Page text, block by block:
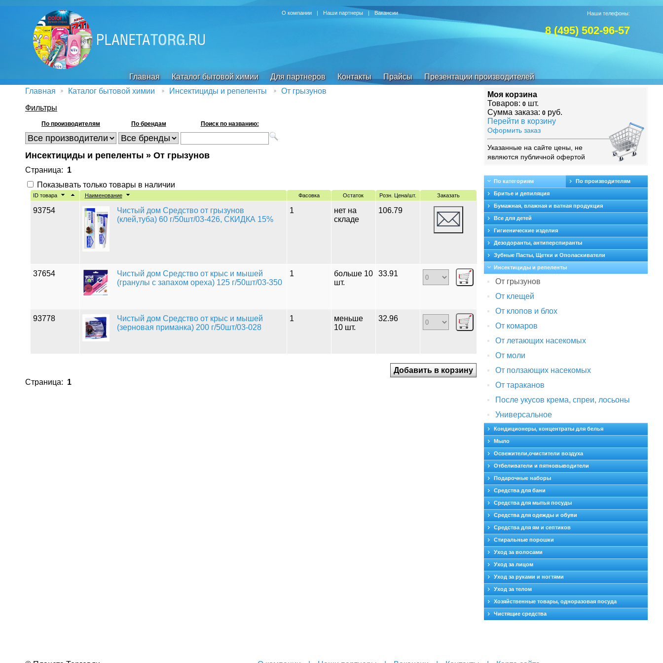
Наши телефоны:
8 (495) 502-96-57
О компании | Наши партнеры | Вакансии
Главная Каталог бытовой химии Для партнеров Контакты Прайсы
Презентации производителей
Главная
Каталог бытовой химии Инсектициды и репеленты
От грызунов
Фильтры
По производителям По брендам Поиск по названию:
Инсектициды и репеленты » От грызунов
Страница: 1
Показывать только товары в наличии
ID товара Наименование Фасовка Остаток Розн. Цена/шт. Заказать
93754
Чистый дом Средство от грызунов
(клей,туба) 60 г/50шт/03-426, СКИДКА 15%
1
нет на
складе
106.79
37654
Чистый дом Средство от крыс и мышей
(гранулы с запахом ореха) 125 г/50шт/03-350
1
больше 10
шт.
33.91
93778
Чистый дом Средство от крыс и мышей
(зерновая приманка) 200 г/50шт/03-028
1
меньше
10 шт.
32.96
Страница: 1
Моя корзина
Товаров: 0 шт.
Сумма заказа: 0 руб.
Перейти в корзину
Оформить заказ
Указанные на сайте цены, не
являются публичной офертой
По категориям По производителям
Бритье и депиляция
Бумажная, влажная и ватная продукция
Все для детей
Гигиенические изделия
Дезодоранты, антиперспиранты
Зубные Пасты, Щетки и Ополаскиватели
Инсектициды и репеленты
От грызунов
От клещей
От клопов и блох
От комаров
От летающих насекомых
От моли
От ползающих насекомых
От тараканов
После укусов крема, спреи, лосьоны
Универсальное
Кондиционеры, концентраты для белья
Мыло
Освежители,очистители воздуха
Отбеливатели и пятновыводители
Подарочные наборы
Средства для бани
Средства для мытья посуды
Средства для одежды и обуви
Средства для ям и септиков
Стиральные порошки
Уход за волосами
Уход за лицом
Уход за руками и ногтями
Уход за телом
Хозяйственные товары, одноразовая посуда
Чистящие средства